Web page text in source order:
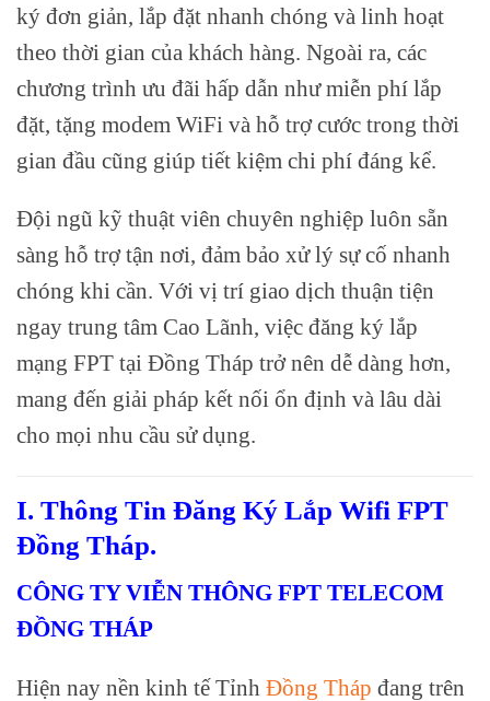
ký đơn giản, lắp đặt nhanh chóng và linh hoạt
theo thời gian của khách hàng. Ngoài ra, các
chương trình ưu đãi hấp dẫn như miễn phí lắp
đặt, tặng modem WiFi và hỗ trợ cước trong thời
gian đầu cũng giúp tiết kiệm chi phí đáng kể.
Đội ngũ kỹ thuật viên chuyên nghiệp luôn sẵn
sàng hỗ trợ tận nơi, đảm bảo xử lý sự cố nhanh
chóng khi cần. Với vị trí giao dịch thuận tiện
ngay trung tâm Cao Lãnh, việc đăng ký lắp
mạng FPT tại Đồng Tháp trở nên dễ dàng hơn,
mang đến giải pháp kết nối ổn định và lâu dài
cho mọi nhu cầu sử dụng.
I. Thông Tin Đăng Ký Lắp Wifi FPT
Đồng Tháp.
CÔNG TY VIỄN THÔNG FPT TELECOM
ĐỒNG THÁP
Hiện nay nền kinh tế Tỉnh Đồng Tháp đang trên